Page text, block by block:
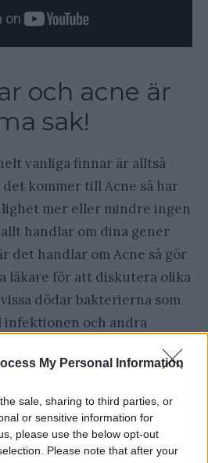
My Personal Information
sale, sharing to third parties, or
or sensitive information for
please use the below opt-out
Please note that after your
och acne är
sak!
vanliga finnar är alltså
det kommer till Acne så har
mer eller mindre ingen
handlar om dina gener
det handlar om Acne så gör
läkare för att diskutera olika
dödar bakterierna som
infektionen och andra
göra för